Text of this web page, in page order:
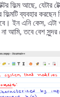
ফিল্ম আছে, যেটার
ব্যবহার করছেন
ইন এনি কেস, এটা
আমি, তবে বেশ সুন্দর